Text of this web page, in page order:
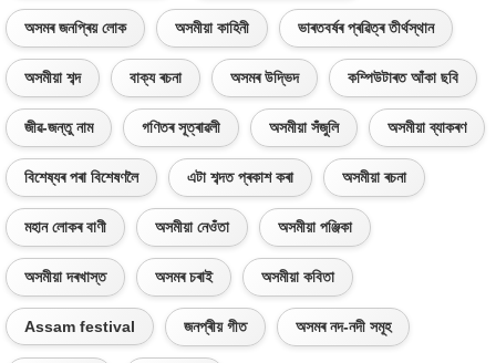
অসমৰ জনপ্ৰিয় লোক অসমীয়া কাহিনী ভাৰতবৰ্ষৰ প্ৰৱিত্ৰ তীৰ্থস্থান
অসমীয়া শব্দ বাক্য ৰচনা অসমৰ উদ্ভিদ কম্পিউটাৰত আঁকা ছবি
জীৱ-জন্তু নাম গণিতৰ সূত্ৰাৱলী অসমীয়া সঁজুলি অসমীয়া ব্যাকৰণ
বিশেষ্যৰ পৰা বিশেষণলৈ এটা শব্দত প্ৰকাশ কৰা অসমীয়া ৰচনা
মহান লোকৰ বাণী অসমীয়া নেওঁতা অসমীয়া পঞ্জিকা
অসমীয়া দৰখাস্ত অসমৰ চৰাই অসমীয়া কবিতা
Assam festival জনপ্ৰীয় গীত অসমৰ নদ-নদী সমূহ